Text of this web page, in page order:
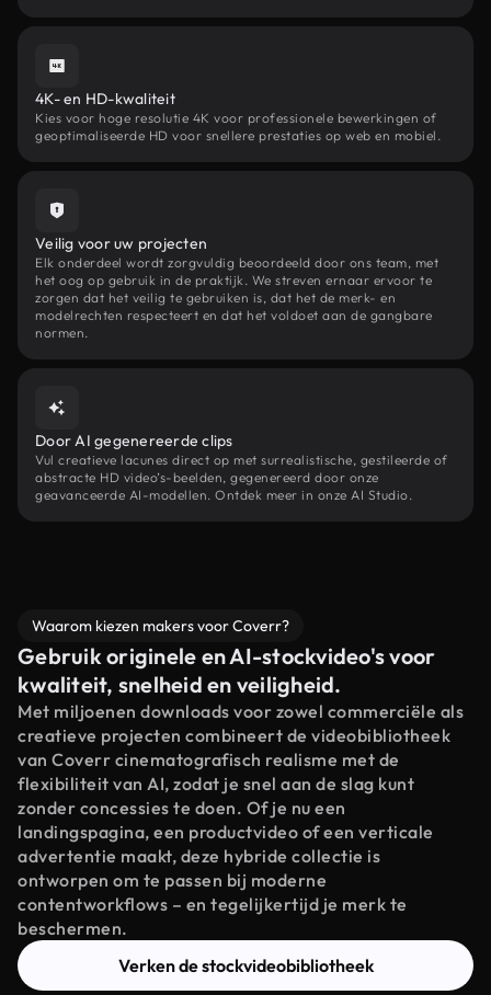
4K- en HD-kwaliteit
Kies voor hoge resolutie 4K voor professionele bewerkingen of
geoptimaliseerde HD voor snellere prestaties op web en mobiel.
Veilig voor uw projecten
Elk onderdeel wordt zorgvuldig beoordeeld door ons team, met
het oog op gebruik in de praktijk. We streven ernaar ervoor te
zorgen dat het veilig te gebruiken is, dat het de merk- en
modelrechten respecteert en dat het voldoet aan de gangbare
normen.
Door AI gegenereerde clips
Vul creatieve lacunes direct op met surrealistische, gestileerde of
abstracte HD video’s-beelden, gegenereerd door onze
geavanceerde AI-modellen. Ontdek meer in onze AI Studio.
Waarom kiezen makers voor Coverr?
Gebruik originele en AI-stockvideo's voor
kwaliteit, snelheid en veiligheid.
Met miljoenen downloads voor zowel commerciële als
creatieve projecten combineert de videobibliotheek
van Coverr cinematografisch realisme met de
flexibiliteit van AI, zodat je snel aan de slag kunt
zonder concessies te doen. Of je nu een
landingspagina, een productvideo of een verticale
advertentie maakt, deze hybride collectie is
ontworpen om te passen bij moderne
contentworkflows – en tegelijkertijd je merk te
beschermen.
Verken de stockvideobibliotheek